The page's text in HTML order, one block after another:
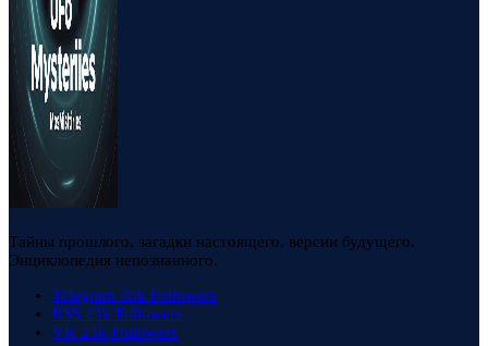
Тайны прошлого, загадки настоящего, версии будущего.
Энциклопедия непознанного.
Telegram 88k Followers
RSS 23k Followers
VK 23k Followers